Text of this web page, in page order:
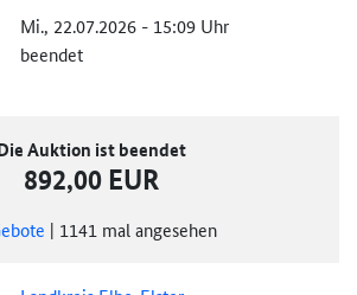
Mi., 22.07.2026 - 15:09 Uhr
beendet
Auktion ist beendet
892,00 EUR
| 1141 mal angesehen